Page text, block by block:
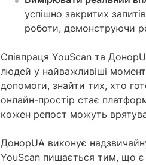
успішно закритих
роботи, демонструючи
Співпраця YouScan та
людей у найважливіші
допомоги, знайти тих, хто
онлайн-простір стає
кожен репост можуть
ДонорUA виконує
YouScan пишається тим, що є